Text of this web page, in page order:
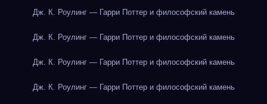
Дж. К. Роулинг — Гарри Поттер и философский камень
Дж. К. Роулинг — Гарри Поттер и философский камень
Дж. К. Роулинг — Гарри Поттер и философский камень
Дж. К. Роулинг — Гарри Поттер и философский камень